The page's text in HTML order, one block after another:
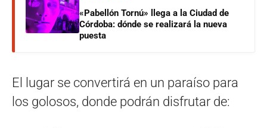
«Pabellón Tornú» llega a la Ciudad de
Córdoba: dónde se realizará la nueva
puesta
El lugar se convertirá en un paraíso para
los golosos, donde podrán disfrutar de: